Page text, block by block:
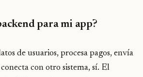
para mi app?
de usuarios, procesa pagos, envía
con otro sistema, sí. El